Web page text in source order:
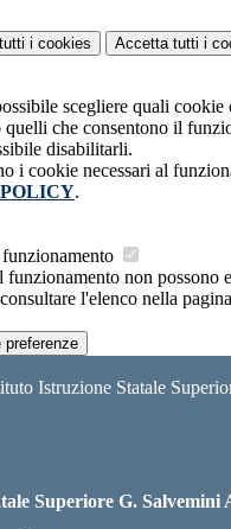
i cookies Accetta tutti i
scegliere quali cookie
quelli che consentono il
disabilitarli.
i cookie necessari al
.
non possono
l'elenco nella
preferenze
Istruzione Statale
Superiore G. Salvemini